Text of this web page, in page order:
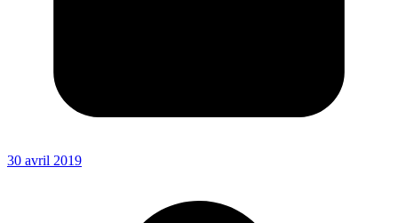
30 avril 2019